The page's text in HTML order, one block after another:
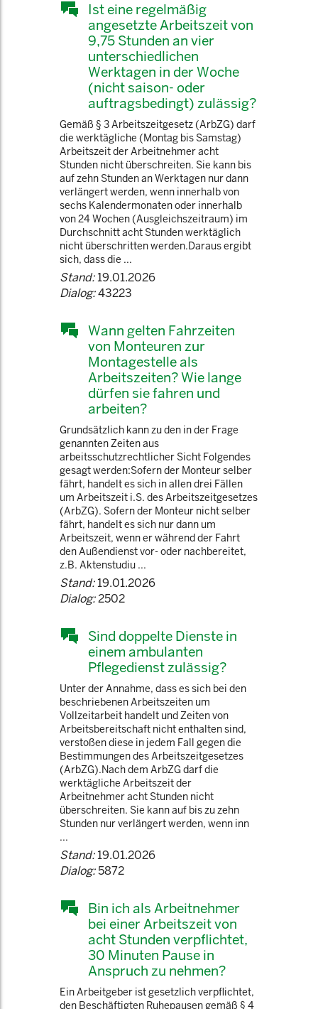
Ist eine regelmäßig
angesetzte Arbeitszeit von
9,75 Stunden an vier
unterschiedlichen
Werktagen in der Woche
(nicht saison- oder
auftragsbedingt) zulässig?
Gemäß § 3 Arbeitszeitgesetz (ArbZG) darf
die werktägliche (Montag bis Samstag)
Arbeitszeit der Arbeitnehmer acht
Stunden nicht überschreiten. Sie kann bis
auf zehn Stunden an Werktagen nur dann
verlängert werden, wenn innerhalb von
sechs Kalendermonaten oder innerhalb
von 24 Wochen (Ausgleichszeitraum) im
Durchschnitt acht Stunden werktäglich
nicht überschritten werden.Daraus ergibt
sich, dass die ...
Stand:19.01.2026
Dialog:43223
Wann gelten Fahrzeiten
von Monteuren zur
Montagestelle als
Arbeitszeiten? Wie lange
dürfen sie fahren und
arbeiten?
Grundsätzlich kann zu den in der Frage
genannten Zeiten aus
arbeitsschutzrechtlicher Sicht Folgendes
gesagt werden:Sofern der Monteur selber
fährt, handelt es sich in allen drei Fällen
um Arbeitszeit i.S. des Arbeitszeitgesetzes
(ArbZG). Sofern der Monteur nicht selber
fährt, handelt es sich nur dann um
Arbeitszeit, wenn er während der Fahrt
den Außendienst vor- oder nachbereitet,
z.B. Aktenstudiu ...
Stand:19.01.2026
Dialog:2502
Sind doppelte Dienste in
einem ambulanten
Pflegedienst zulässig?
Unter der Annahme, dass es sich bei den
beschriebenen Arbeitszeiten um
Vollzeitarbeit handelt und Zeiten von
Arbeitsbereitschaft nicht enthalten sind,
verstoßen diese in jedem Fall gegen die
Bestimmungen des Arbeitszeitgesetzes
(ArbZG).Nach dem ArbZG darf die
werktägliche Arbeitszeit der
Arbeitnehmer acht Stunden nicht
überschreiten. Sie kann auf bis zu zehn
Stunden nur verlängert werden, wenn inn
...
Stand:19.01.2026
Dialog:5872
Bin ich als Arbeitnehmer
bei einer Arbeitszeit von
acht Stunden verpflichtet,
30 Minuten Pause in
Anspruch zu nehmen?
Ein Arbeitgeber ist gesetzlich verpflichtet,
den Beschäftigten Ruhepausen gemäß § 4